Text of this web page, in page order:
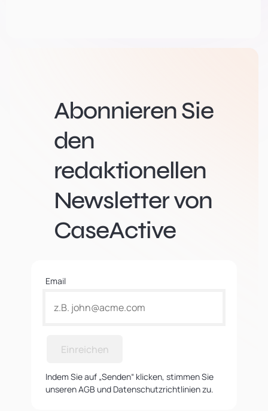
Abonnieren Sie
den
redaktionellen
Newsletter von
CaseActive
Email
Einreichen
Indem Sie auf „Senden“ klicken, stimmen Sie
unseren AGB und Datenschutzrichtlinien zu.